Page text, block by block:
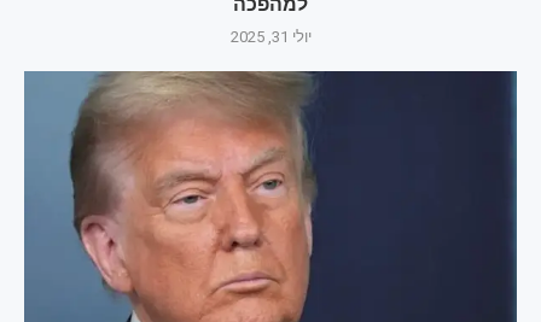
למהפכה
יולי 31, 2025